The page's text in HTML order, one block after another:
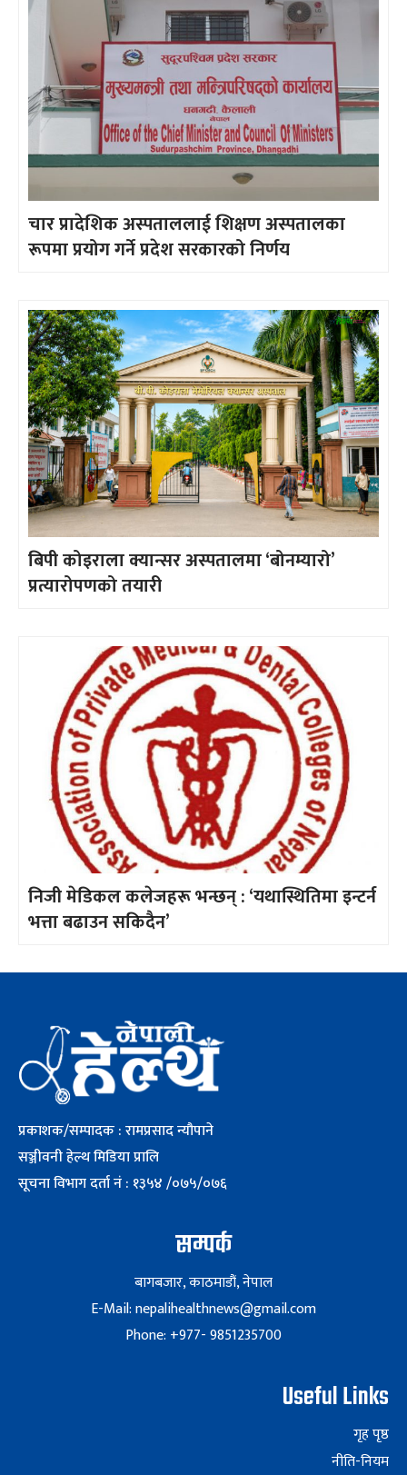
चार प्रादेशिक अस्पताललाई शिक्षण अस्पतालका
रूपमा प्रयोग गर्ने प्रदेश सरकारको निर्णय
बिपी कोइराला क्यान्सर अस्पतालमा ‘बोनम्यारो’
प्रत्यारोपणको तयारी
निजी मेडिकल कलेजहरू भन्छन् : ‘यथास्थितिमा इन्टर्न
भत्ता बढाउन सकिदैन’
प्रकाशक/सम्पादक : रामप्रसाद न्यौपाने
सञ्जीवनी हेल्थ मिडिया प्रालि
सूचना विभाग दर्ता नं : १३५४ /०७५/०७६
सम्पर्क
बागबजार, काठमाडौं, नेपाल
E-Mail: nepalihealthnews@gmail.com
Phone: +977- 9851235700
Useful Links
गृह पृष्ठ
नीति-नियम